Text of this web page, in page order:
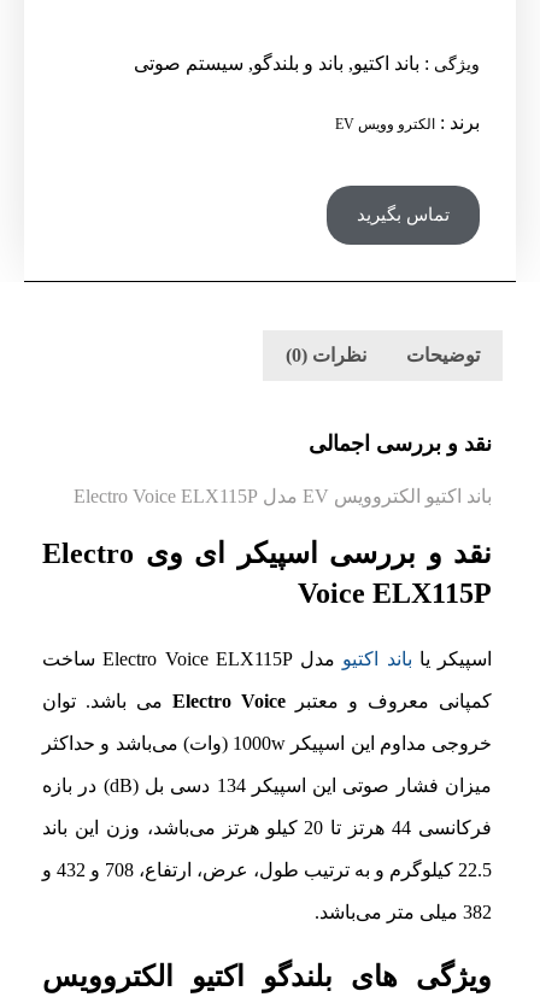
ویژگی: باند اکتیو,باند و بلندگو,سیستم صوتی
برند: الکترو وویس EV
تماس بگیرید
توضیحات نظرات (0)
نقد و بررسی اجمالی
باند اکتیو الکتروویس EV مدل Electro Voice ELX115P
نقد و بررسی اسپیکر ای وی Electro
Voice ELX115P
اسپیکر یاباند اکتیو مدل Electro Voice ELX115P ساخت
کمپانی معروف و معتبر Electro Voiceمی باشد. توان
خروجی مداوم این اسپیکر 1000w (وات) می‌باشد و حداکثر
میزان فشار صوتی این اسپیکر 134 دسی بل (dB) در بازه
فرکانسی 44 هرتز تا 20 کیلو هرتز می‌باشد، وزن این باند
22.5 کیلوگرم و به ترتیب طول، عرض، ارتفاع، 708 و 432 و
382 میلی متر می‌باشد.
ویژگی های بلندگو اکتیو الکتروویس